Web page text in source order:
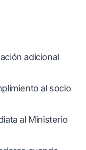
adicional
al socio
al Ministerio